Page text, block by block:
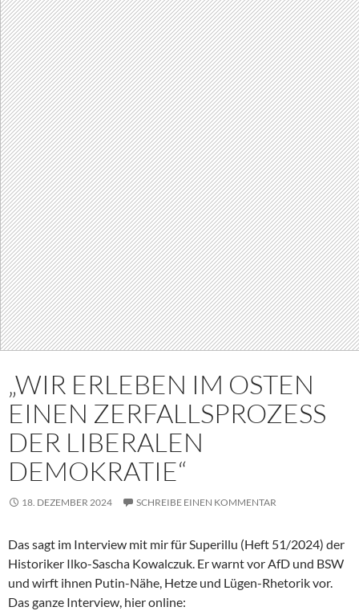
„WIR ERLEBEN IM OSTEN
EINEN ZERFALLSPROZESS
DER LIBERALEN
DEMOKRATIE“
18. DEZEMBER 2024 SCHREIBE EINEN KOMMENTAR
Das sagt im Interview mit mir für Superillu (Heft 51/2024) der
Historiker Ilko-Sascha Kowalczuk. Er warnt vor AfD und BSW
und wirft ihnen Putin-Nähe, Hetze und Lügen-Rhetorik vor.
Das ganze Interview, hier online: